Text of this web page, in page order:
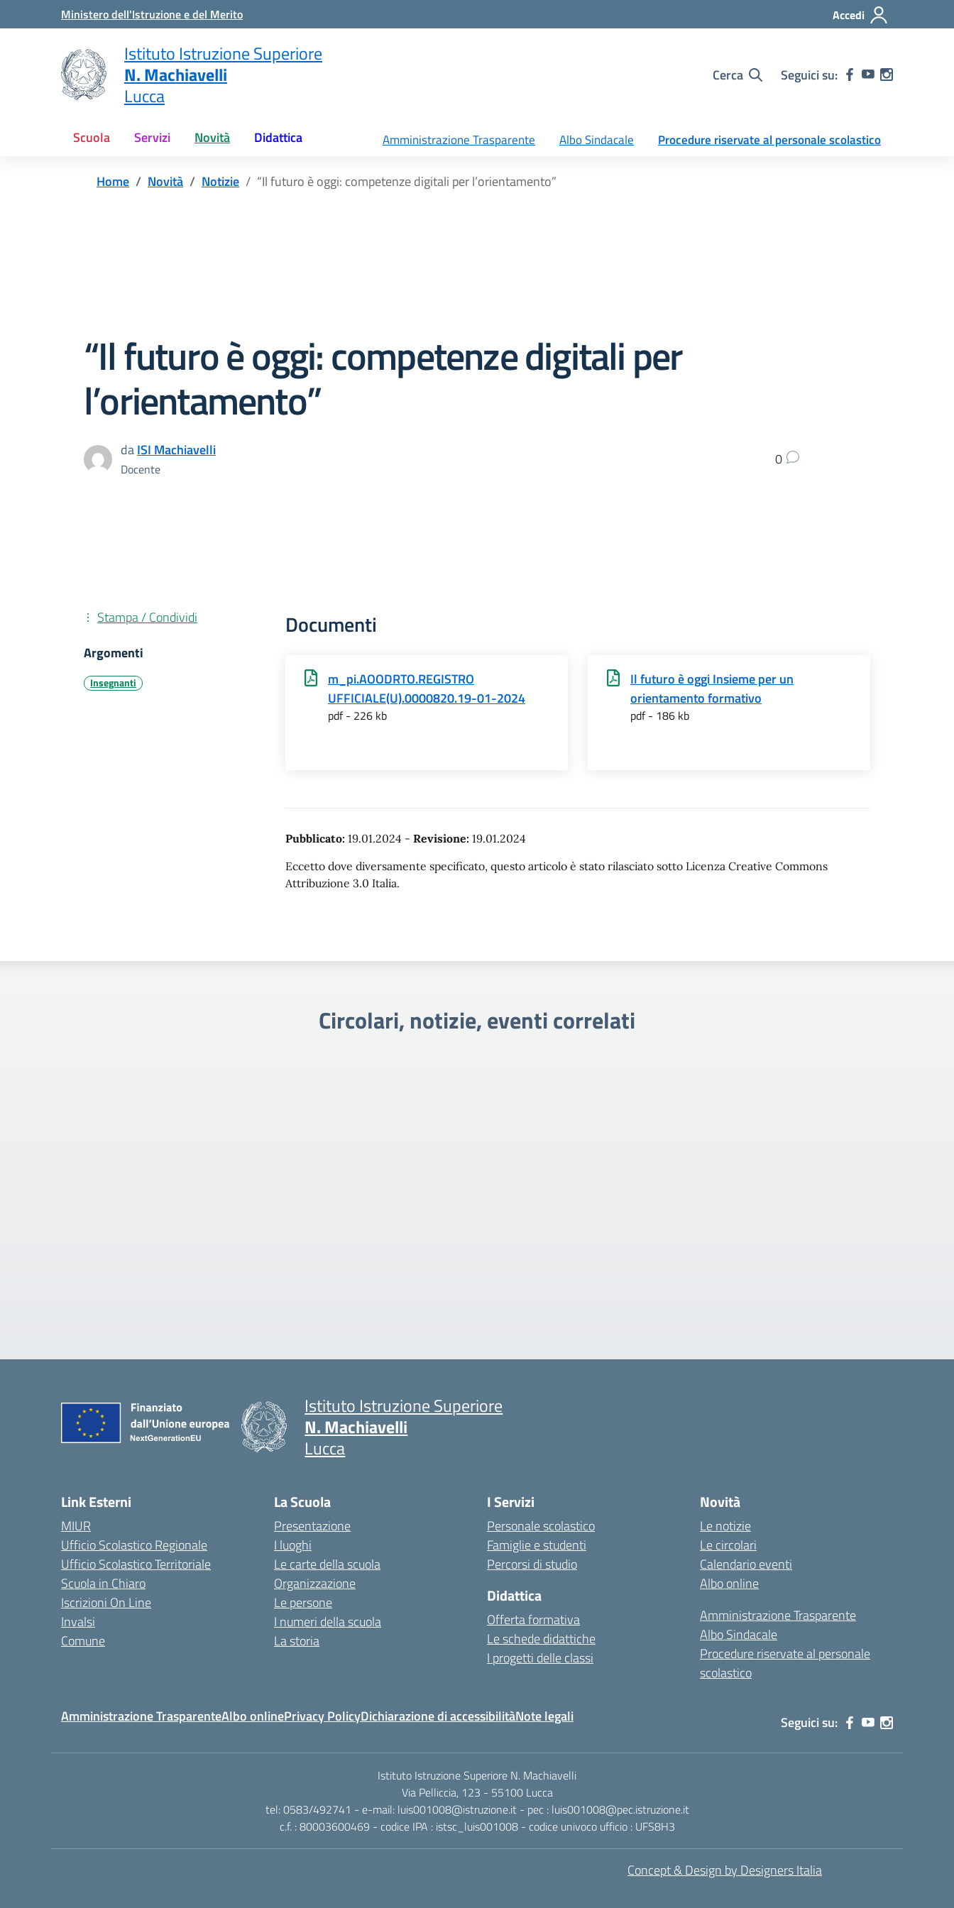
Vai ai contenuti
Vai al menu di navigazione
Ministero dell'Istruzione e del Merito Accedi
Istituto Istruzione Superiore
N. Machiavelli
Lucca
Cerca Seguici su:
Scuola Servizi Novità Didattica Amministrazione Trasparente Albo Sindacale Procedure riservate al personale scolastico
Home Novità Notizie “Il futuro è oggi: competenze digitali per l’orientamento”
“Il futuro è oggi: competenze digitali per
l’orientamento”
daISI Machiavelli
Docente
0
Documenti
m_pi.AOODRTO.REGISTRO
UFFICIALE(U).0000820.19-01-2024
pdf - 226 kb
Il futuro è oggi Insieme per un
orientamento formativo
pdf - 186 kb
Pubblicato: 19.01.2024 - Revisione: 19.01.2024
Eccetto dove diversamente specificato, questo articolo è stato rilasciato sotto Licenza Creative Commons
Attribuzione 3.0 Italia.
Stampa / Condividi
Argomenti
Insegnanti
Circolari, notizie, eventi correlati
Istituto Istruzione Superiore
N. Machiavelli
Lucca
Link Esterni
MIUR
Ufficio Scolastico Regionale
Ufficio Scolastico Territoriale
Scuola in Chiaro
Iscrizioni On Line
Invalsi
Comune
La Scuola
Presentazione
I luoghi
Le carte della scuola
Organizzazione
Le persone
I numeri della scuola
La storia
I Servizi
Personale scolastico
Famiglie e studenti
Percorsi di studio
Didattica
Offerta formativa
Le schede didattiche
I progetti delle classi
Novità
Le notizie
Le circolari
Calendario eventi
Albo online
Amministrazione Trasparente
Albo Sindacale
Procedure riservate al personale
scolastico
Amministrazione TrasparenteAlbo onlinePrivacy PolicyDichiarazione di accessibilitàNote legali Seguici su:
Istituto Istruzione Superiore N. Machiavelli
Via Pelliccia, 123 - 55100 Lucca
tel: 0583/492741 - e-mail: luis001008@istruzione.it - pec : luis001008@pec.istruzione.it
c.f. : 80003600469 - codice IPA : istsc_luis001008 - codice univoco ufficio : UFS8H3
Concept & Design by Designers Italia